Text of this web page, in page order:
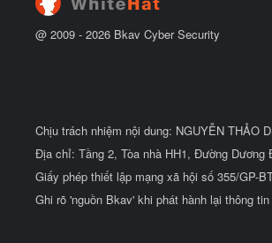
@ 2009 - 2026 Bkav Cyber Security
Chịu trách nhiệm nội dung: NGUYỄN THẢO
Địa chỉ: Tầng 2, Tòa nhà HH1, Đường
Giấy phép thiết lập mạng xã hội số 355/GP-
Ghi rõ 'nguồn Bkav' khi phát hành lại thông